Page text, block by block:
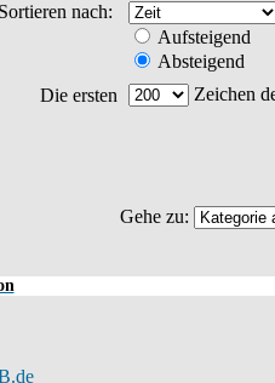
Sortieren nach:
Aufsteigend
Absteigend
Die ersten Zeichen
Gehe zu: